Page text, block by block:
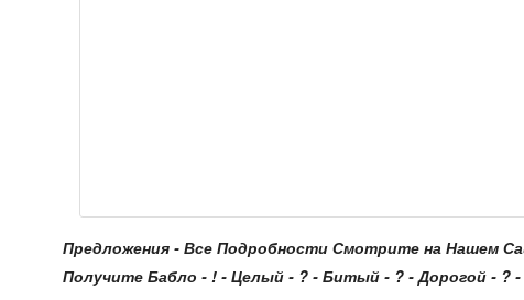
Предложения - Все Подробности Смотрите на Нашем
Получите Бабло - ! - Целый - ? - Битый - ? - Дорогой - ?